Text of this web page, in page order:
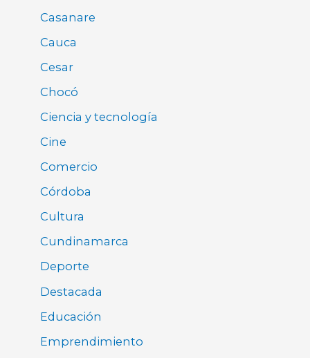
Casanare
Cauca
Cesar
Chocó
Ciencia y tecnología
Cine
Comercio
Córdoba
Cultura
Cundinamarca
Deporte
Destacada
Educación
Emprendimiento